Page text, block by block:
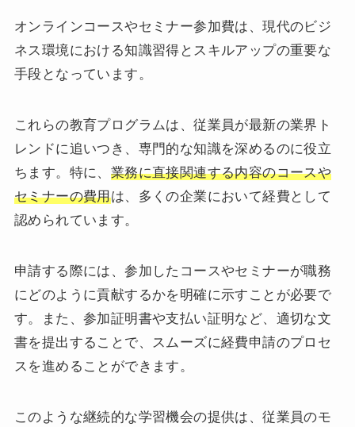
オンラインコースやセミナー参加費は、現代のビジ
ネス環境における知識習得とスキルアップの重要な
手段となっています。
これらの教育プログラムは、従業員が最新の業界ト
レンドに追いつき、専門的な知識を深めるのに役立
ちます。特に、 業務に直接関連する内容のコースや
セミナーの費用は、多くの企業において経費として
認められています。
申請する際には、参加したコースやセミナーが職務
にどのように貢献するかを明確に示すことが必要で
す。また、参加証明書や支払い証明など、適切な文
書を提出することで、スムーズに経費申請のプロセ
スを進めることができます。
このような継続的な学習機会の提供は、従業員のモ